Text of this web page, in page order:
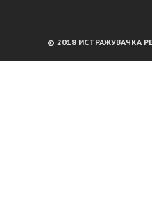
© 2018 ИСТРАЖУВАЧКА